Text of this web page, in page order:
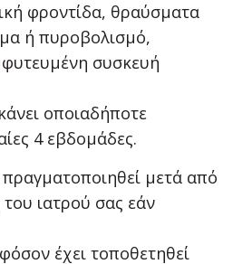
φροντίδα, θραύσματα
ή πυροβολισμό,
συσκευή
οποιαδήποτε
4 εβδομάδες.
μετά από
ιατρού σας εάν
έχει τοποθετηθεί